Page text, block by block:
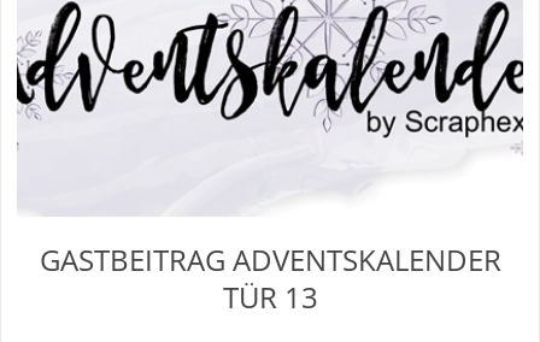
GASTBEITRAG ADVENTSKALENDER
TÜR 13